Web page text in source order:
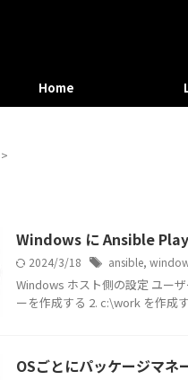
Home
>
Windows に Ansible
2024/3/18 ansible,
Windows ホスト側の設定 ユー
ーを作成する 2. c:\work を作成
OSごとにパッケージマネ